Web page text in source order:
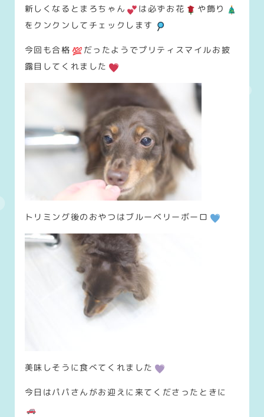
新しくなるとまろちゃん は必ずお花
や飾り
をクンクンしてチェックします
今回も合格
だったようでプリティスマイルお披
露目してくれました
トリミング後のおやつはブルーベリーボーロ
美味しそうに食べてくれました
今日はパパさんがお迎えに来てくださったときに